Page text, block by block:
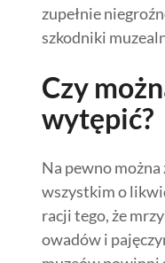
zupełnie
szkodniki
Czy
wytępić?
Na pewno
wszystkim o
racji tego, że
owadów i